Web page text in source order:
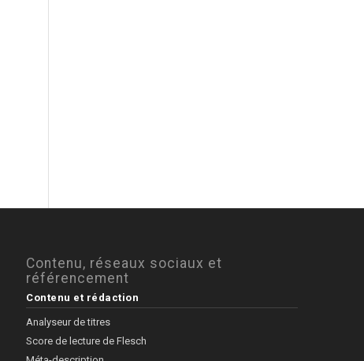
Contenu, réseaux sociaux et
référencement
Contenu et rédaction
Analyseur de titres
Score de lecture de Flesch